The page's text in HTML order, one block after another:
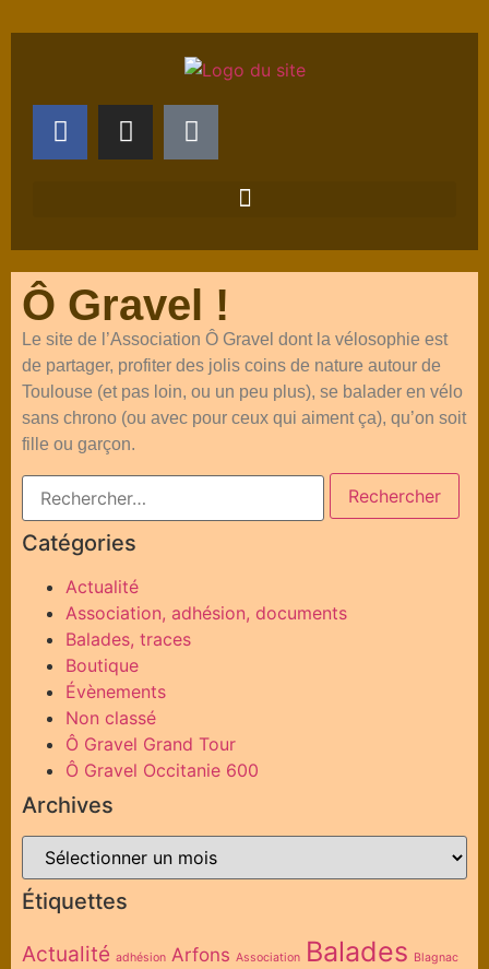
Ô Gravel !
Le site de l’Association Ô Gravel dont la vélosophie est
de partager, profiter des jolis coins de nature autour de
Toulouse (et pas loin, ou un peu plus), se balader en vélo
sans chrono (ou avec pour ceux qui aiment ça), qu’on soit
fille ou garçon.
Catégories
Actualité
Association, adhésion, documents
Balades, traces
Boutique
Évènements
Non classé
Ô Gravel Grand Tour
Ô Gravel Occitanie 600
Archives
Étiquettes
Actualité adhésion Arfons Association Balades Blagnac